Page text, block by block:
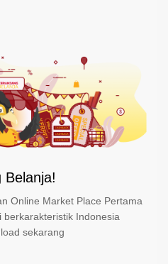
Belanja!
Online Market Place Pertama
berkarakteristik Indonesia
sekarang